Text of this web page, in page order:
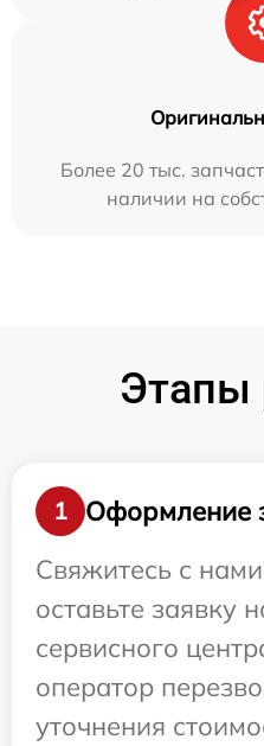
Более 20 тыс.
наличии на
Этапы
1
Оформление
Свяжитесь с
оставьте заявку
сервисного
оператор
уточнения